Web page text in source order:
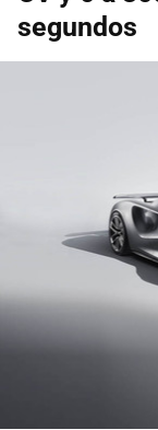
segundos